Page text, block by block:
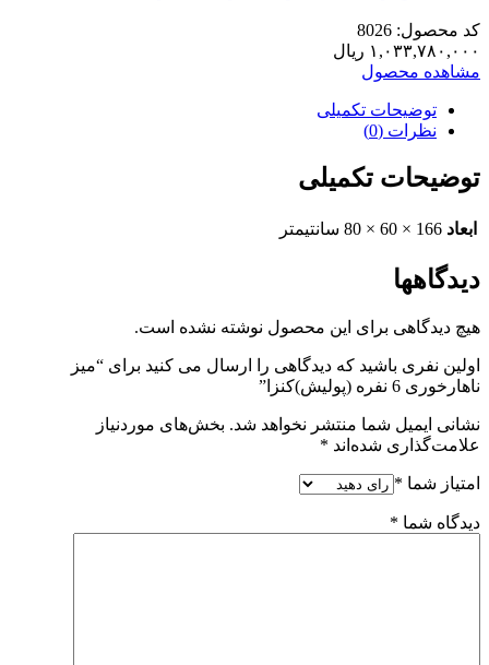
کد محصول: 8026
۱,۰۳۳,۷۸۰,۰۰۰ ریال
مشاهده محصول
توضیحات تکمیلی
نظرات (0)
توضیحات تکمیلی
ابعاد 166 × 60 × 80 سانتیمتر
دیدگاهها
هیچ دیدگاهی برای این محصول نوشته نشده است.
اولین نفری باشید که دیدگاهی را ارسال می کنید برای “میز
ناهارخوری 6 نفره (پولیش)کنزا”
نشانی ایمیل شما منتشر نخواهد شد. بخش‌های موردنیاز
علامت‌گذاری شده‌اند *
امتیاز شما *
دیدگاه شما *